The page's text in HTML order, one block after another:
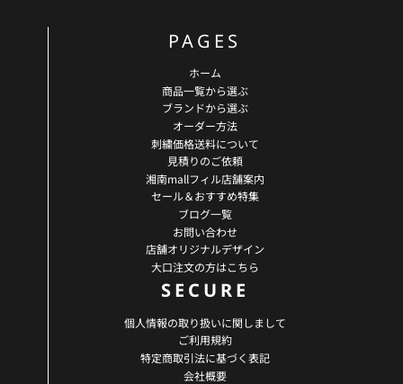
PAGES
ホーム
商品一覧から選ぶ
ブランドから選ぶ
オーダー方法
刺繍価格送料について
見積りのご依頼
湘南mallフィル店舗案内
セール＆おすすめ特集
ブログ一覧
お問い合わせ
店舗オリジナルデザイン
大口注文の方はこちら
SECURE
個人情報の取り扱いに関しまして
ご利用規約
特定商取引法に基づく表記
会社概要